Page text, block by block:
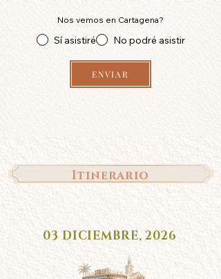
Nos vemos en Cartagena?
Sí asistiré No podré asistir
ENVIAR
Itinerario
03 DICIEMBRE, 2026